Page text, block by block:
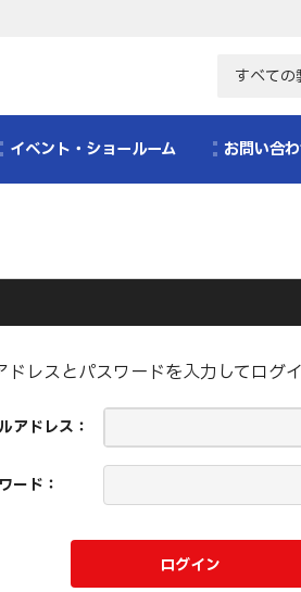
すべての
イベント・ショールーム お問い合
ドレスとパスワードを入力してログ
アドレス：
ード：